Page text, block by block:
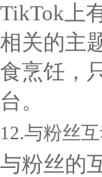
TikTok上
相关的主
食烹饪，
台。
12.与粉丝
与粉丝的